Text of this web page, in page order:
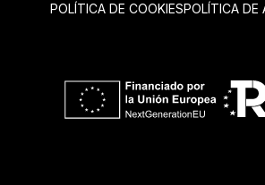
POLÍTICA DE COOKIESPOLÍTICA DE